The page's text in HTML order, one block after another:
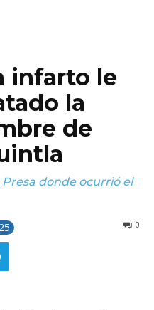
infarto le
la
de
Presa donde ocurrió el
0